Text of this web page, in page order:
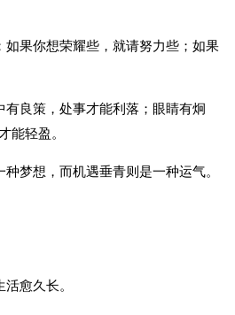
果你想荣耀些，就请努力些；如果
良策，处事才能利落；眼睛有炯
能轻盈。
梦想，而机遇垂青则是一种运气。
愈久长。